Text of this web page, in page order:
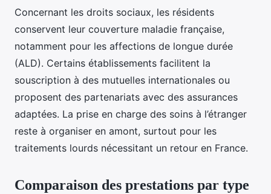
Concernant les droits sociaux, les résidents
conservent leur couverture maladie française,
notamment pour les affections de longue durée
(ALD). Certains établissements facilitent la
souscription à des mutuelles internationales ou
proposent des partenariats avec des assurances
adaptées. La prise en charge des soins à l’étranger
reste à organiser en amont, surtout pour les
traitements lourds nécessitant un retour en France.
Comparaison des prestations par type